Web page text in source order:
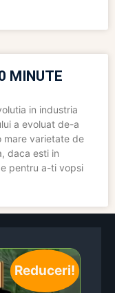
MINUTE
in industria
a evoluat de-a
mare varietate de
daca esti in
pentru a-ti vopsi
Reduceri!